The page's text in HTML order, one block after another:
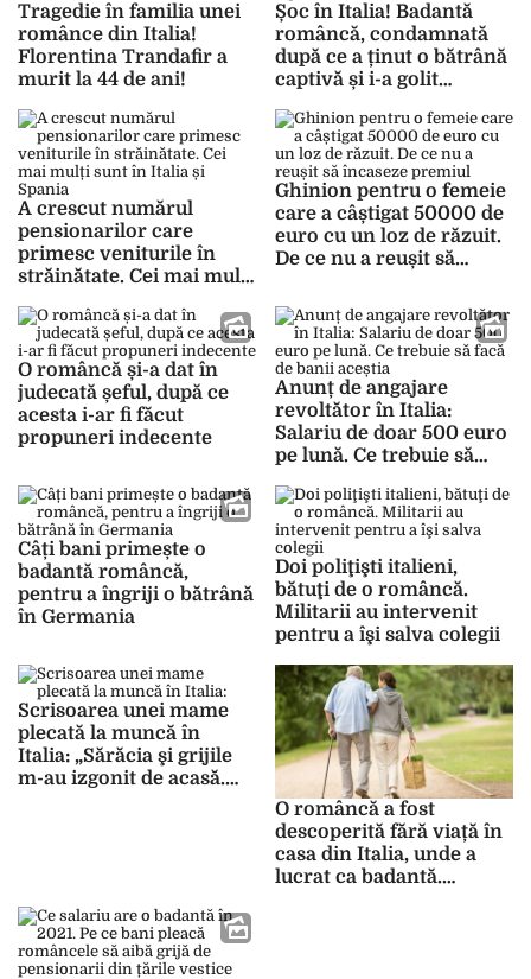
Tragedie în familia unei
românce din Italia!
Florentina Trandafir a
murit la 44 de ani!
Șoc în Italia! Badantă
româncă, condamnată
după ce a ținut o bătrână
captivă și i-a golit
A crescut numărul
pensionarilor care
primesc veniturile în
străinătate. Cei mai mulți
Ghinion pentru o femeie
care a câștigat 50000 de
euro cu un loz de răzuit.
De ce nu a reușit să
O româncă și-a dat în
judecată șeful, după ce
acesta i-ar fi făcut
propuneri indecente
Anunț de angajare
revoltător în Italia:
Salariu de doar 500 euro
pe lună. Ce trebuie să
Câți bani primește o
badantă româncă,
pentru a îngriji o bătrână
în Germania
Doi poliţişti italieni,
bătuţi de o româncă.
Militarii au intervenit
pentru a îşi salva colegii
Scrisoarea unei mame
plecată la muncă în
Italia: „Sărăcia şi grijile
m-au izgonit de acasă.
O româncă a fost
descoperită fără viață în
casa din Italia, unde a
lucrat ca badantă.